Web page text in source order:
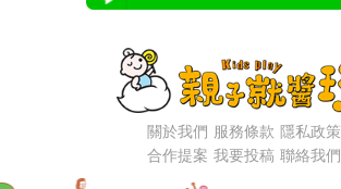
關於我們 服務條款 隱私政策
合作提案 我要投稿 聯絡我們